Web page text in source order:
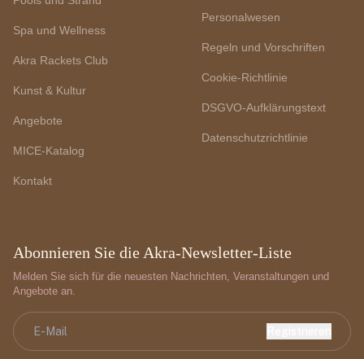
Spa und Wellness
Akra Rackets Club
Kunst & Kultur
Angebote
MICE-Katalog
Kontakt
Personalwesen
Regeln und Vorschriften
Cookie-Richtlinie
DSGVO-Aufklärungstext
Datenschutzrichtlinie
Abonnieren Sie die Akra-Newsletter-Liste
Melden Sie sich für die neuesten Nachrichten, Veranstaltungen und
Angebote an.